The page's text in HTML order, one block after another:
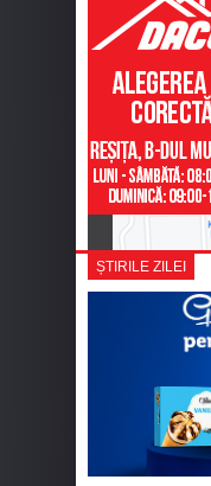
ȘTIRILE ZILEI